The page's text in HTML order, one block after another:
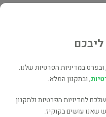
במדיניות הפרטיות שלנו.
, ובתקנון המלא.
למדיניות הפרטיות ולתקנון
שאנו עושים בקוקיז.